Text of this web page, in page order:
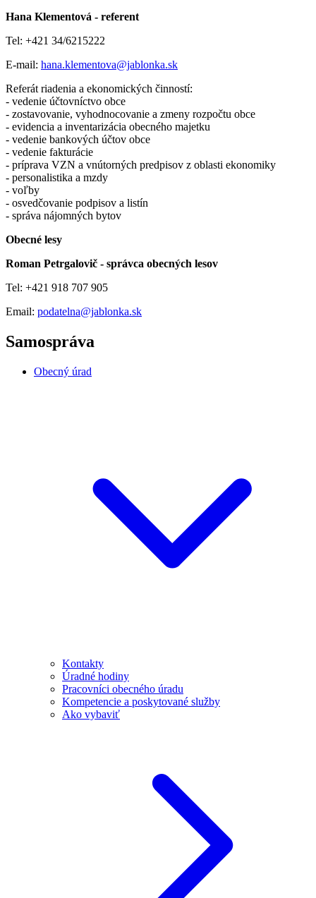
Hana Klementová - referent
Tel: +421 34/6215222
E-mail: hana.klementova@jablonka.sk
Referát riadenia a ekonomických činností:
- vedenie účtovníctvo obce
- zostavovanie, vyhodnocovanie a zmeny rozpočtu obce
- evidencia a inventarizácia obecného majetku
- vedenie bankových účtov obce
- vedenie fakturácie
- príprava VZN a vnútorných predpisov z oblasti ekonomiky
- personalistika a mzdy
- voľby
- osvedčovanie podpisov a listín
- správa nájomných bytov
Obecné lesy
Roman Petrgalovič - správca obecných lesov
Tel: +421 918 707 905
Email: podatelna@jablonka.sk
Samospráva
Obecný úrad
Kontakty
Úradné hodiny
Pracovníci obecného úradu
Kompetencie a poskytované služby
Ako vybaviť